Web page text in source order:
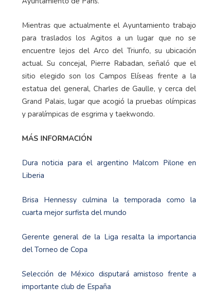
Mientras que actualmente el Ayuntamiento trabajo
para traslados los Agitos a un lugar que no se
encuentre lejos del Arco del Triunfo, su ubicación
actual. Su concejal, Pierre Rabadan, señaló que el
sitio elegido son los Campos Elíseas frente a la
estatua del general, Charles de Gaulle, y cerca del
Grand Palais, lugar que acogió la pruebas olímpicas
y paralímpicas de esgrima y taekwondo.
MÁS INFORMACIÓN
Dura noticia para el argentino Malcom Pilone en
Liberia
Brisa Hennessy culmina la temporada como la
cuarta mejor surfista del mundo
Gerente general de la Liga resalta la importancia
del Torneo de Copa
Selección de México disputará amistoso frente a
importante club de España